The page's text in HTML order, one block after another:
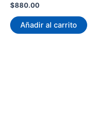
$880.00
Añadir al carrito